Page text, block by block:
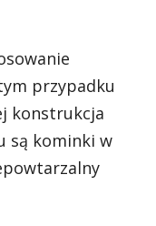
przypadku
konstrukcja
są kominki w